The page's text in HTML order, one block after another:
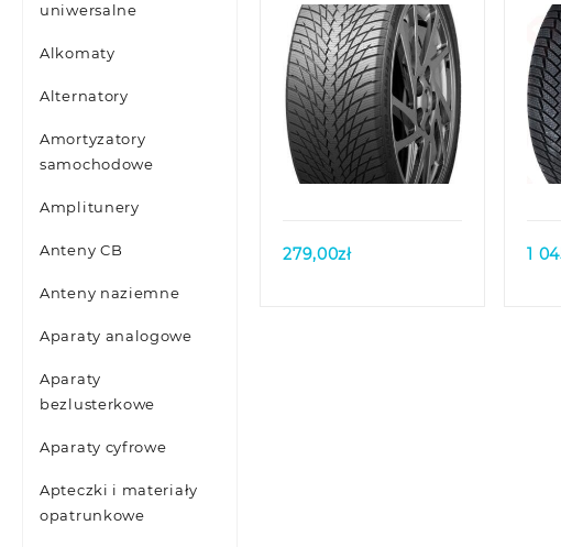
uniwersalne
Alkomaty
Alternatory
Amortyzatory
samochodowe
Amplitunery
Anteny CB
Anteny naziemne
Aparaty analogowe
Aparaty
bezlusterkowe
Aparaty cyfrowe
Apteczki i materiały
opatrunkowe
Quick view
279,00zł 1